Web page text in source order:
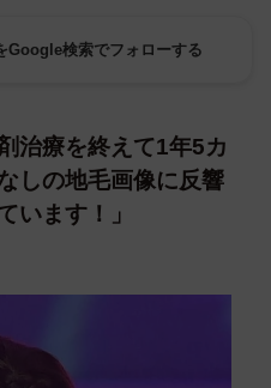
Google検索でフォローする
治療を終えて1年5カ
しの地毛画像に反響
います！」